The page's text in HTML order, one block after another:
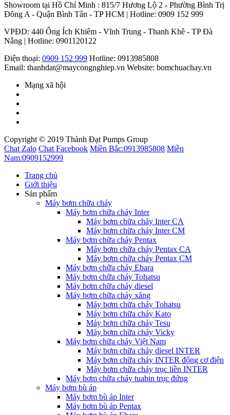
Showroom tại Hồ Chí Minh : 815/7 Hương Lộ 2 - Phường Bình Trị
Đông A - Quận Bình Tân - TP HCM | Hotline: 0909 152 999
VPĐD: 440 Ông Ích Khiêm - Vĩnh Trung - Thanh Khê - TP Đà
Nẵng | Hotline: 0901120122
Điện thoại: 0909 152 999 Hotline: 0913985808
Email: thanhdat@maycongnghiep.vn Website: bomchuachay.vn
Mạng xã hội
Copyright © 2019 Thành Đạt Pumps Group
Chat Zalo Chat Facebook Miền Bắc:0913985808 Miền
Nam:0909152999
Trang chủ
Giới thiệu
Sản phẩm
Máy bơm chữa cháy
Máy bơm chữa cháy Inter
Máy bơm chữa cháy Inter CA
Máy bơm chữa cháy Inter CM
Máy bơm chữa cháy Pentax
Máy bơm chữa cháy Pentax CA
Máy bơm chữa cháy Pentax CM
Máy bơm chữa cháy Ebara
Máy bơm chữa cháy Tohatsu
Máy bơm chữa cháy diesel
Máy bơm chữa cháy xăng
Máy bơm chữa cháy Tohatsu
Máy bơm chữa cháy Kato
Máy bơm chữa cháy Tesu
Máy bơm chữa cháy Vicky
Máy bơm chữa cháy Việt Nam
Máy bơm chữa cháy diesel INTER
Máy bơm chữa cháy INTER động cơ điện
Máy bơm chữa cháy trục liền INTER
Máy bơm chữa cháy tuabin trục đứng
Máy bơm bù áp
Máy bơm bù áp Inter
Máy bơm bù áp Pentax